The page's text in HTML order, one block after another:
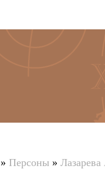
» Персоны »